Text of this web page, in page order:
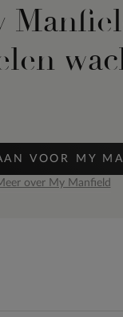
VOOR MY
over My Manfield